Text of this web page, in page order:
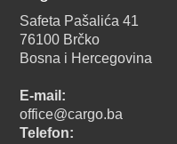
Safeta Pašalića 41
76100 Brčko
Bosna i Hercegovina
E-mail:
office@cargo.ba
Telefon: